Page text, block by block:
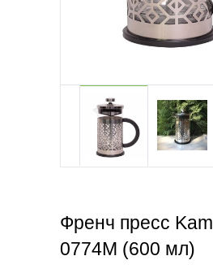
Френч пресс
0774M (600 мл)